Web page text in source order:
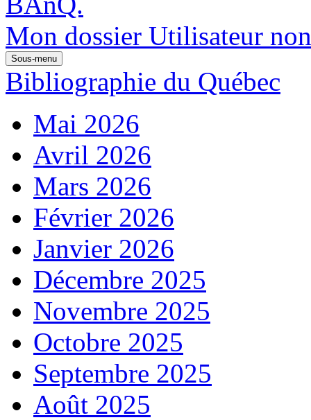
Mon dossier Utilisateur
Sous-menu
Bibliographie du Québec
Mai 2026
Avril 2026
Mars 2026
Février 2026
Janvier 2026
Décembre 2025
Novembre 2025
Octobre 2025
Septembre 2025
Août 2025